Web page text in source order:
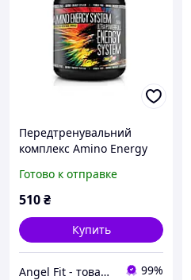
Передтренувальний
комплекс Amino Energy
Готово к отправке
510₴
Купить
Angel Fit - товари для здоров'я, спорту та активного життя 99%